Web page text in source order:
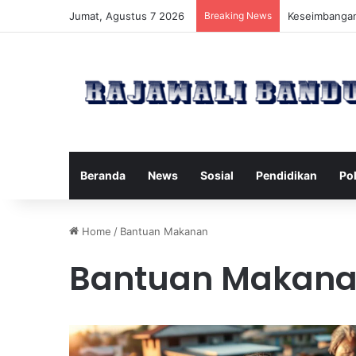
Jumat, Agustus 7 2026 Breaking News Manfaat
Beranda News Sosial Pendidikan
Home / Bantuan Makanan
Bantuan